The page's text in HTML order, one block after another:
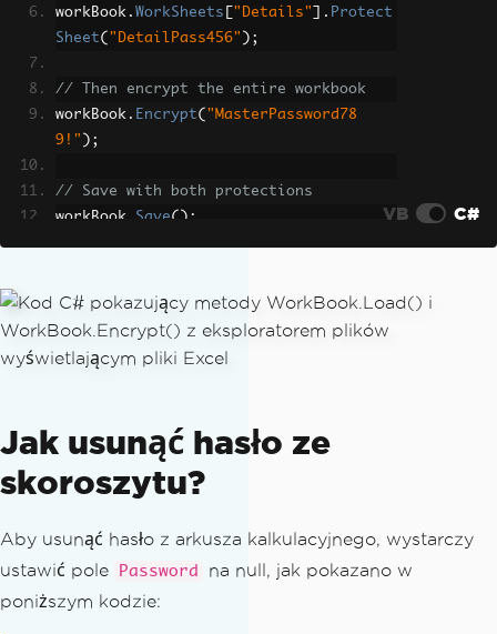
workBook . WorkSheets "Details" ]. Protect
Sheet( "DetailPass456" );
// Then encrypt the entire workbook
workBook . Encrypt( "MasterPassword78
9!" );
// Save with both protections
workBook
Save(); VB C#
Jak usunąć hasło ze
skoroszytu?
Aby usunąć hasło z arkusza kalkulacyjnego, wystarczy
ustawić pole
Password
na null, jak pokazano w
poniższym kodzie: